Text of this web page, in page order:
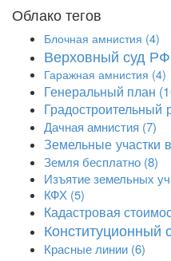
Облако тегов
Блочная амнистия (4)
Верховный суд РФ
Гаражная амнистия (4)
Генеральный план
Градостроительный
Дачная амнистия (7)
Земельные участки
Земля бесплатно (8)
Изъятие земельных
КФХ (5)
Кадастровая
Конституционный
Красные линии (6)